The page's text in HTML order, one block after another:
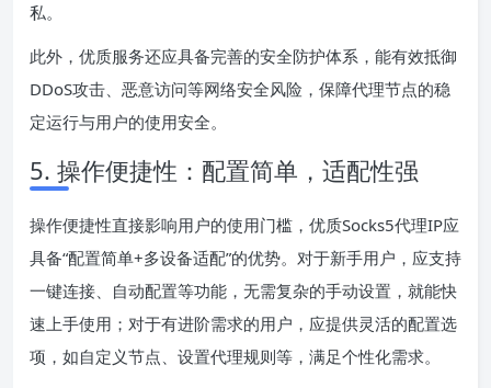
私。
此外，优质服务还应具备完善的安全防护体系，能有效抵御
DDoS攻击、恶意访问等网络安全风险，保障代理节点的稳
定运行与用户的使用安全。
5. 操作便捷性：配置简单，适配性强
操作便捷性直接影响用户的使用门槛，优质Socks5代理IP应
具备“配置简单+多设备适配”的优势。对于新手用户，应支持
一键连接、自动配置等功能，无需复杂的手动设置，就能快
速上手使用；对于有进阶需求的用户，应提供灵活的配置选
项，如自定义节点、设置代理规则等，满足个性化需求。